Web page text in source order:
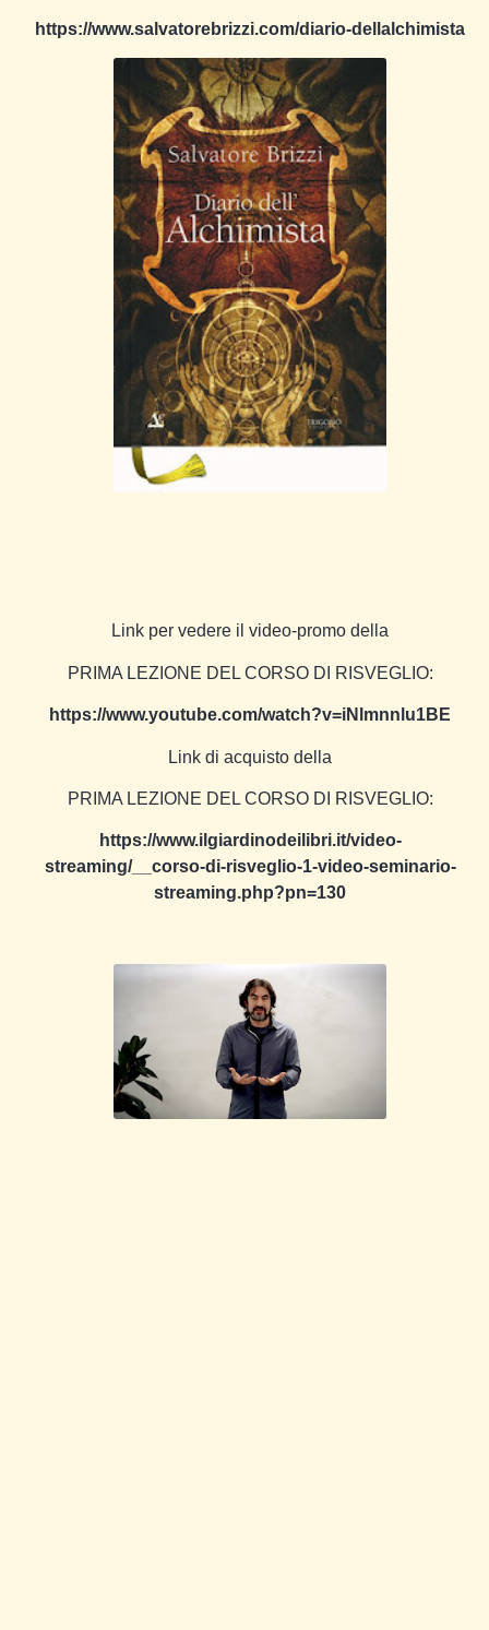
https://www.salvatorebrizzi.com/diario-dellalchimista
Link per vedere il video-promo della
PRIMA LEZIONE DEL CORSO DI RISVEGLIO:
https://www.youtube.com/watch?v=iNlmnnlu1BE
Link di acquisto della
PRIMA LEZIONE DEL CORSO DI RISVEGLIO:
https://www.ilgiardinodeilibri.it/video-
streaming/__corso-di-risveglio-1-video-seminario-
streaming.php?pn=130